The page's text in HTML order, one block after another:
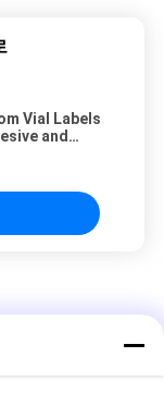
Vial Labels
and
and